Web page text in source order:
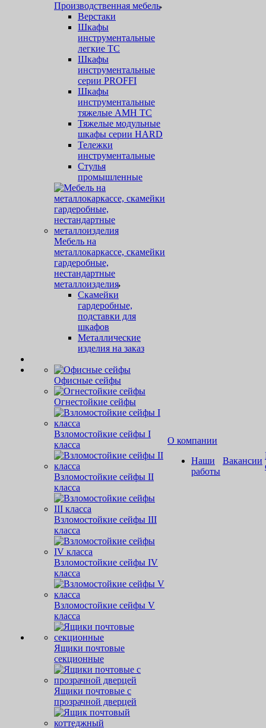
Производственная мебель
Верстаки
Шкафы
инструментальные
легкие ТС
Шкафы
инструментальные
серии PROFFI
Шкафы
инструментальные
тяжелые AMH TC
Тяжелые модульные
шкафы серии HARD
Тележки
инструментальные
Стулья
промышленные
Мебель на
металлокаркассе, скамейки
гардеробные,
нестандартные
металлоизделия
Скамейки
гардеробные,
подставки для
шкафов
Металлические
изделия на заказ
Офисные сейфы
Огнестойкие сейфы
Взломостойкие сейфы I
класса
Взломостойкие сейфы II
класса
Взломостойкие сейфы III
класса
Взломостойкие сейфы IV
класса
Взломостойкие сейфы V
класса
Ящики почтовые
секционные
Ящики почтовые с
прозрачной дверцей
О компании
Наши
работы
Вакансии